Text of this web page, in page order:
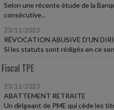
Selon une récente étude de la
consécutive...
23/11/2023
RÉVOCATION ABUSIVE D'UN
Si les statuts sont rédigés en ce
Fiscal TPE
23/11/2023
ABATTEMENT RETRAITE
Un dirigeant de PME qui cède les